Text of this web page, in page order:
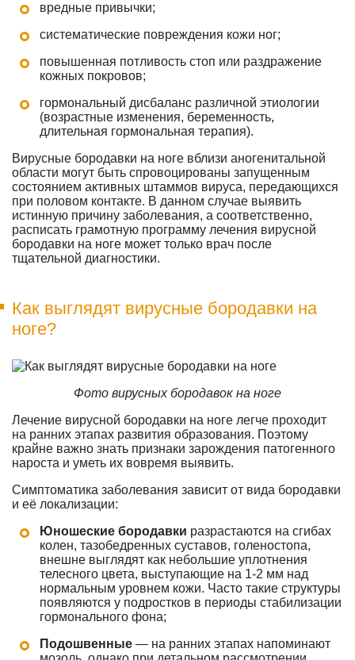
вредные привычки;
систематические повреждения кожи ног;
повышенная потливость стоп или раздражение
кожных покровов;
гормональный дисбаланс различной этиологии
(возрастные изменения, беременность,
длительная гормональная терапия).
Вирусные бородавки на ноге вблизи аногенитальной
области могут быть спровоцированы запущенным
состоянием активных штаммов вируса, передающихся
при половом контакте. В данном случае выявить
истинную причину заболевания, а соответственно,
расписать грамотную программу лечения вирусной
бородавки на ноге может только врач после
тщательной диагностики.
Как выглядят вирусные бородавки на
ноге?
Фото вирусных бородавок на ноге
Лечение вирусной бородавки на ноге легче проходит
на ранних этапах развития образования. Поэтому
крайне важно знать признаки зарождения патогенного
нароста и уметь их вовремя выявить.
Симптоматика заболевания зависит от вида бородавки
и её локализации:
Юношеские бородавки разрастаются на сгибах
колен, тазобедренных суставов, голеностопа,
внешне выглядят как небольшие уплотнения
телесного цвета, выступающие на 1-2 мм над
нормальным уровнем кожи. Часто такие структуры
появляются у подростков в периоды стабилизации
гормонального фона;
Подошвенные — на ранних этапах напоминают